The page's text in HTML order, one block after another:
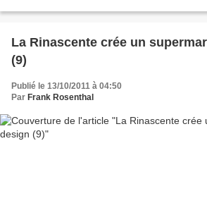
La Rinascente crée un
(9)
Publié le 13/10/2011 à 04:50
Par Frank Rosenthal